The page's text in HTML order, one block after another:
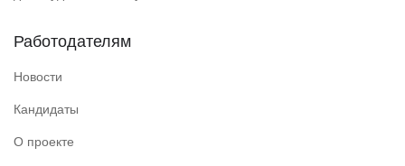
Работодателям
Новости
Кандидаты
О проекте